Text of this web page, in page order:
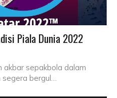
Piala Dunia 2022
akbar sepakbola dalam
segera bergul…